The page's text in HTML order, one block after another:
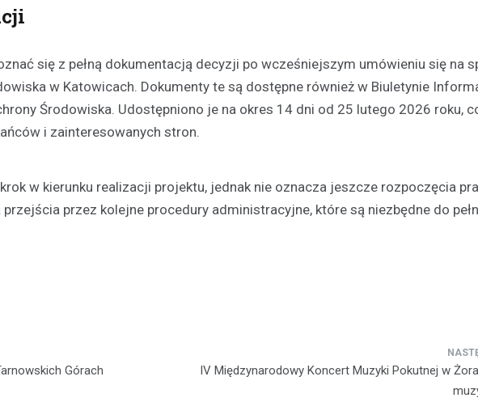
się z pełną dokumentacją decyzji po wcześniejszym umówieniu się na
w Katowicach. Dokumenty te są dostępne również w Biuletynie
Środowiska. Udostępniono je na okres 14 dni od 25 lutego 2026 roku,
i zainteresowanych stron.
w kierunku realizacji projektu, jednak nie oznacza jeszcze rozpoczęcia
przez kolejne procedury administracyjne, które są niezbędne do
Górach
IV Międzynarodowy Koncert Muzyki Pokutnej w